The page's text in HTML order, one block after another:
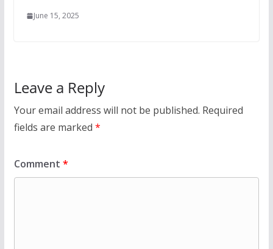
June 15, 2025
Leave a Reply
Your email address will not be published. Required
fields are marked *
Comment *